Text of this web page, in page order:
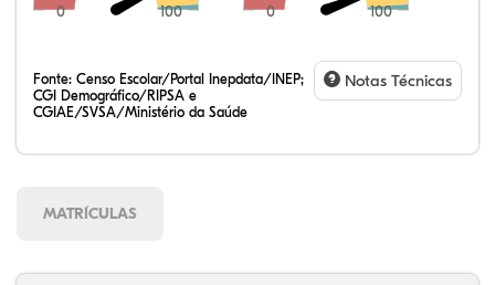
0 100 0 100
Fonte: Censo Escolar/Portal Inepdata/INEP;
CGI Demográfico/RIPSA e
CGIAE/SVSA/Ministério da Saúde
Notas Técnicas
MATRÍCULAS